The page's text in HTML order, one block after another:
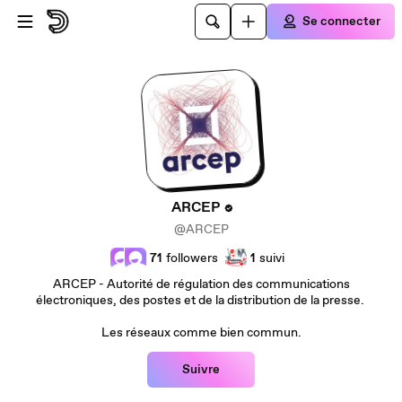
Passer au contenu principal
Se connecter
ARCEP
@ARCEP
71 followers 1 suivi
ARCEP - Autorité de régulation des communications
électroniques, des postes et de la distribution de la presse.
Les réseaux comme bien commun.
Suivre